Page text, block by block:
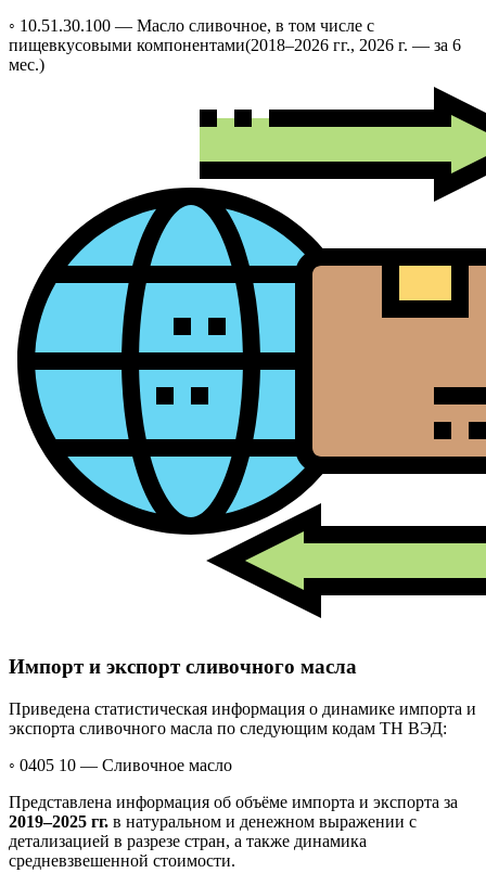
◦ 10.51.30.100 — Масло сливочное, в том числе с
пищевкусовыми компонентами(2018–2026 гг., 2026 г. — за 6
мес.)
Импорт и экспорт сливочного масла
Приведена статистическая информация о динамике импорта и
экспорта сливочного масла по следующим кодам ТН ВЭД:
◦ 0405 10 — Сливочное масло
Представлена информация об объёме импорта и экспорта за
2019–2025 гг. в натуральном и денежном выражении с
детализацией в разрезе стран, а также динамика
средневзвешенной стоимости.